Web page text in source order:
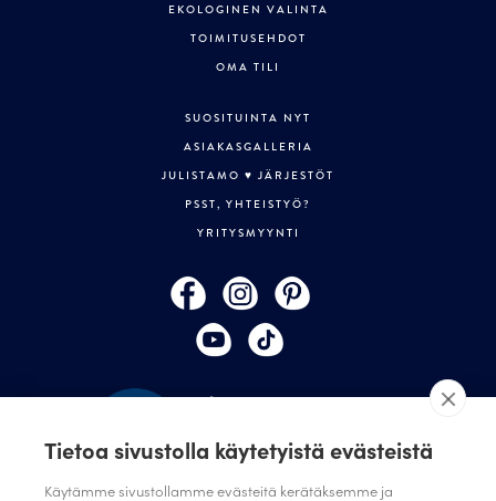
EKOLOGINEN VALINTA
TOIMITUSEHDOT
OMA TILI
SUOSITUINTA NYT
ASIAKASGALLERIA
JULISTAMO ♥ JÄRJESTÖT
PSST, YHTEISTYÖ?
YRITYSMYYNTI
Tietoa sivustolla käytetyistä evästeistä
Käytämme sivustollamme evästeitä kerätäksemme ja